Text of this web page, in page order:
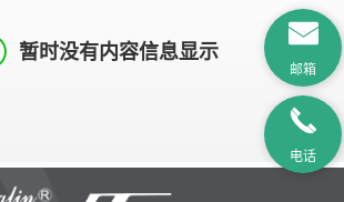
暂时没有内容信息显示
邮箱
电话